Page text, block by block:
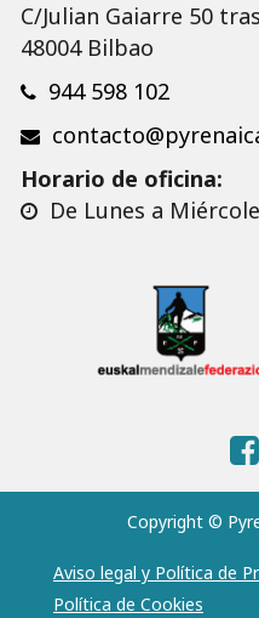
C/Julian Gaiarre 50
48004 Bilbao
944 598 102
Horario de oficina:
De Lunes a
Copyright ©
Aviso legal y Política de
Política de Cookies